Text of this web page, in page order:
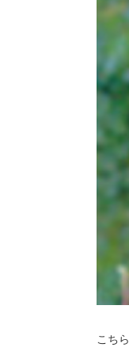
こち